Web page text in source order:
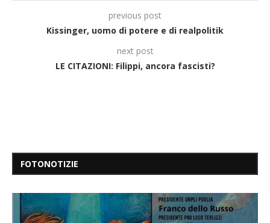
previous post
Kissinger, uomo di potere e di realpolitik
next post
LE CITAZIONI: Filippi, ancora fascisti?
FOTONOTIZIE